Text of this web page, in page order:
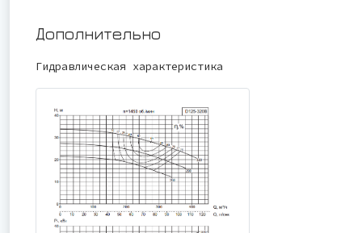
Дополнительно
Гидравлическая характеристика